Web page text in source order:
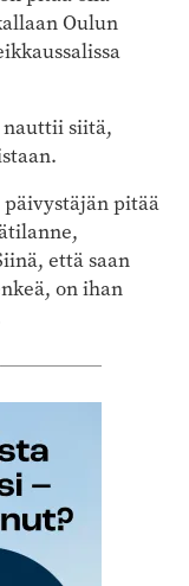
Oulun
nauttii siitä,
pitää
että saan
on ihan